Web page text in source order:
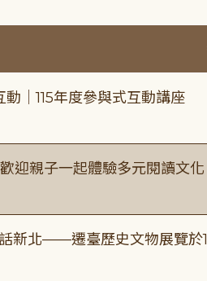
｜115年度參與式互動講座
迎親子一起體驗多元閱讀文化
新北——遷臺歷史文物展覽於1